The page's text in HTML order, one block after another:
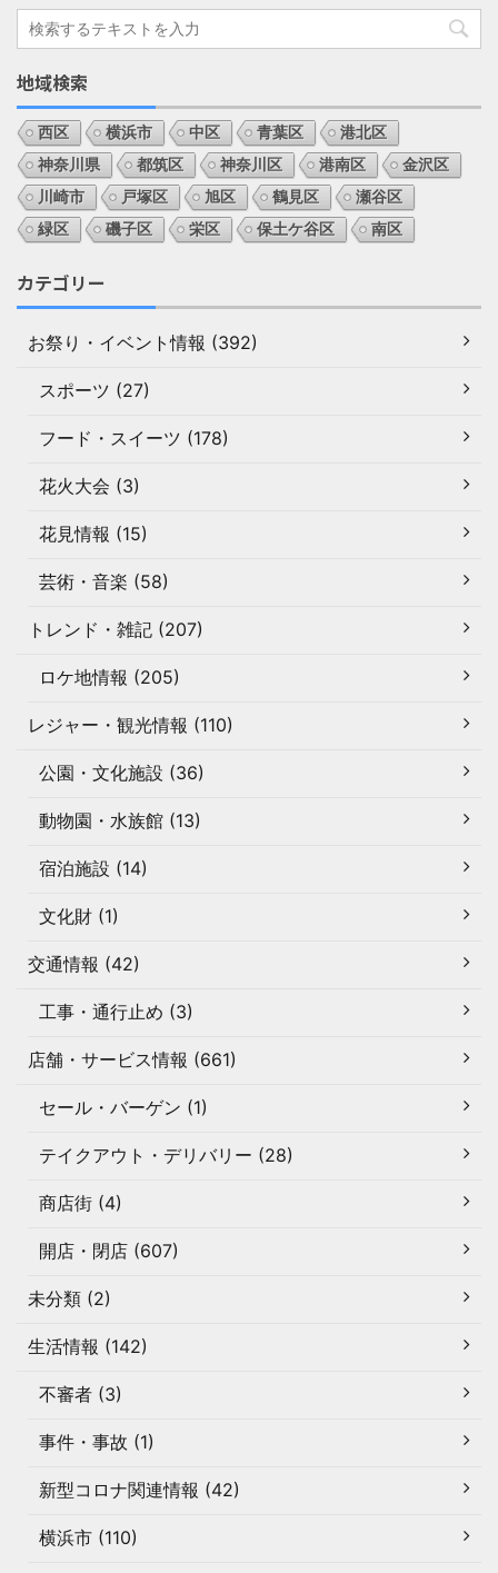
地域検索
西区 横浜市 中区 青葉区
港北区
神奈川県
都筑区 神奈川区 港南区
金沢区
川崎市
戸塚区 旭区 鶴見区
瀬谷区
緑区
磯子区 栄区 保土ケ谷区 南区
カテゴリー
お祭り・イベント情報 (392)
スポーツ (27)
フード・スイーツ (178)
花火大会 (3)
花見情報 (15)
芸術・音楽 (58)
トレンド・雑記 (207)
ロケ地情報 (205)
レジャー・観光情報 (110)
公園・文化施設 (36)
動物園・水族館 (13)
宿泊施設 (14)
文化財 (1)
交通情報 (42)
工事・通行止め (3)
店舗・サービス情報 (661)
セール・バーゲン (1)
テイクアウト・デリバリー (28)
商店街 (4)
開店・閉店 (607)
未分類 (2)
生活情報 (142)
不審者 (3)
事件・事故 (1)
新型コロナ関連情報 (42)
横浜市 (110)